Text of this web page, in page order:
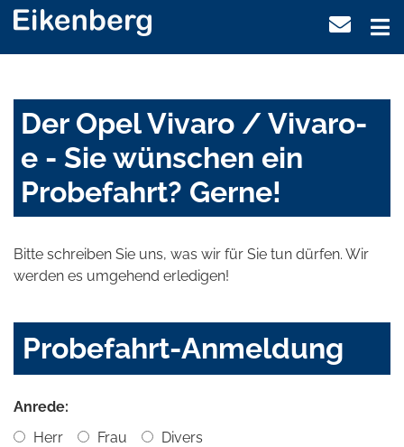
Der Opel Vivaro / Vivaro-
e - Sie wünschen ein
Probefahrt? Gerne!
Bitte schreiben Sie uns, was wir für Sie tun dürfen. Wir
werden es umgehend erledigen!
Probefahrt-Anmeldung
Anrede:
Herr
Frau Divers